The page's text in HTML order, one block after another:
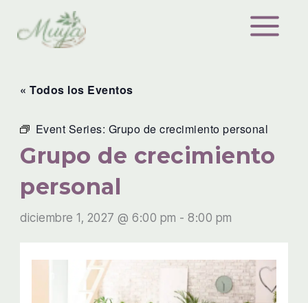
contenido
« Todos los Eventos
Event Series: Grupo de crecimiento personal
Grupo de crecimiento
personal
diciembre 1, 2027 @ 6:00 pm -8:00 pm